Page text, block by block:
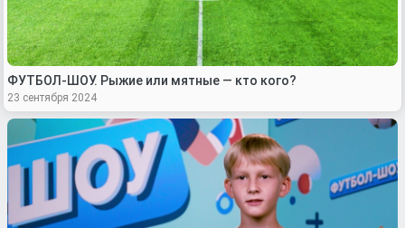
ФУТБОЛ-ШОУ. Рыжие или мятные — кто кого?
23 сентября 2024